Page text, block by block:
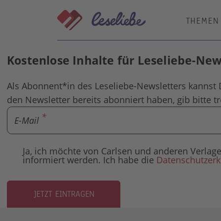
THEMEN
Kostenlose Inhalte für Leseliebe-
Als Abonnent*in des Leseliebe-Newsletters
den Newsletter bereits abonniert haben, gib bitte
E-Mail
Ja, ich möchte von Carlsen und anderen
informiert werden. Ich habe die
JETZT EINTRAGEN